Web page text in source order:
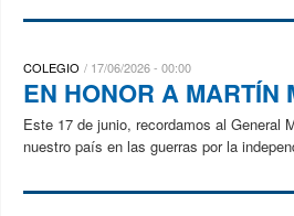
COLEGIO 17/06/2026 - 00:00
EN HONOR A MARTÍN
Este 17 de junio, recordamos al General
nuestro país en las guerras por la